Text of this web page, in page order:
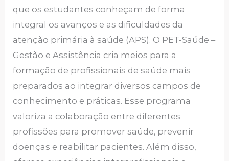
que os estudantes conheçam de forma
integral os avanços e as dificuldades da
atenção primária à saúde (APS). O PET-Saúde –
Gestão e Assistência cria meios para a
formação de profissionais de saúde mais
preparados ao integrar diversos campos de
conhecimento e práticas. Esse programa
valoriza a colaboração entre diferentes
profissões para promover saúde, prevenir
doenças e reabilitar pacientes. Além disso,